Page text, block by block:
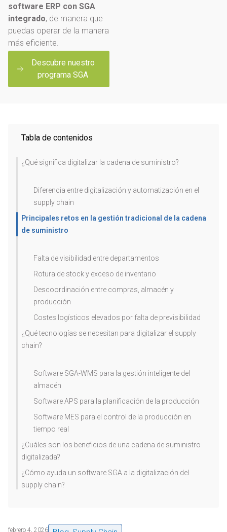
software ERP con SGA
integrado, de manera que
puedas operar de la manera
más eficiente.
Descubre nuestro
programa SGA
Tabla de contenidos
¿Qué significa digitalizar la cadena de suministro?
Diferencia entre digitalización y automatización en el
supply chain
Principales retos en la gestión tradicional de la cadena
de suministro
Falta de visibilidad entre departamentos
Rotura de stock y exceso de inventario
Descoordinación entre compras, almacén y
producción
Costes logísticos elevados por falta de previsibilidad
¿Qué tecnologías se necesitan para digitalizar el supply
chain?
Software SGA-WMS para la gestión inteligente del
almacén
Software APS para la planificación de la producción
Software MES para el control de la producción en
tiempo real
¿Cuáles son los beneficios de una cadena de suministro
digitalizada?
¿Cómo ayuda un software SGA a la digitalización del
supply chain?
febrero 4, 2026